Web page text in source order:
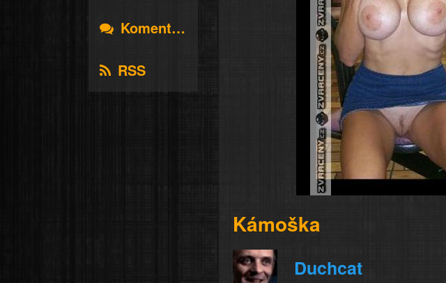
Komentáře
RSS
Kámoška
Duchcat